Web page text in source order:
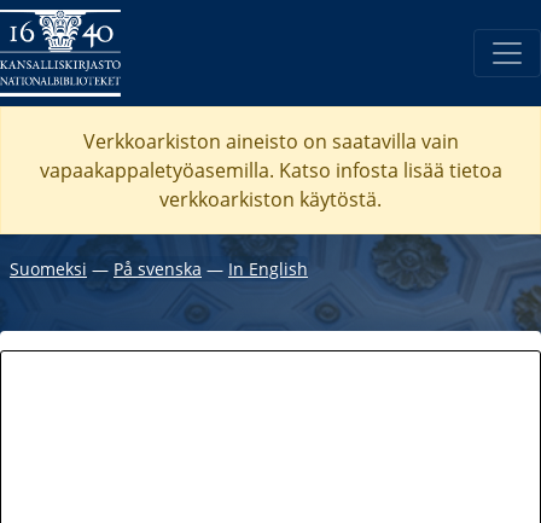
Verkkoarkiston aineisto on saatavilla vain
vapaakappaletyöasemilla. Katso infosta lisää tietoa
verkkoarkiston käytöstä.
Suomeksi ― På svenska ― In English